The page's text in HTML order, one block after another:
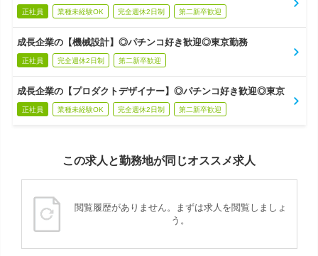
正社員 業種未経験OK 完全週休2日制 第二新卒歓迎
成長企業の【機械設計】◎パチンコ好き歓迎◎東京勤務
正社員 完全週休2日制 第二新卒歓迎
成長企業の【プロダクトデザイナー】◎パチンコ好き歓迎◎東京
正社員 業種未経験OK 完全週休2日制 第二新卒歓迎
この求人と勤務地が同じオススメ求人
閲覧履歴がありません。まずは求人を閲覧しましょ
う。